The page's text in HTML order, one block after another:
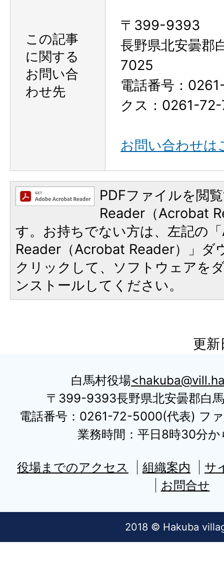
この記事
に関する
お問い合
わせ先
〒399-9393
長野県北安曇郡
7025
電話番号：
クス：0261-
お問い合わせは
PDFファイルを閲
Reader（Acrobat
す。お持ちでない方は、左記の
Reader（Acrobat Reader）」ダ
クリックして、ソフトウェアを
ンストールしてください。
更
白馬村役場
〒399-9393長野県北安曇郡白
電話番号：0261-72-5000(代表) フ
業務時間：平日8時30分か
役場までのアクセス 組織案内
サ
お問合せ
2018 © Hakuba